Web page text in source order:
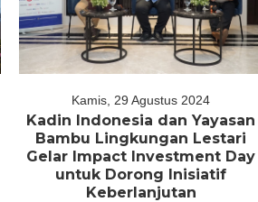
Kamis, 29 Agustus 2024
Kadin Indonesia dan Yayasan
Bambu Lingkungan Lestari
Gelar Impact Investment Day
untuk Dorong Inisiatif
Keberlanjutan